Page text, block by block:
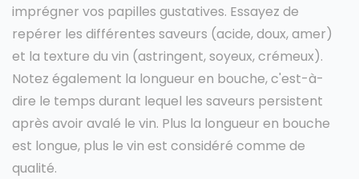
imprégner vos papilles gustatives. Essayez de
repérer les différentes saveurs (acide, doux, amer)
et la texture du vin (astringent, soyeux, crémeux).
Notez également la longueur en bouche, c'est-à-
dire le temps durant lequel les saveurs persistent
après avoir avalé le vin. Plus la longueur en bouche
est longue, plus le vin est considéré comme de
qualité.